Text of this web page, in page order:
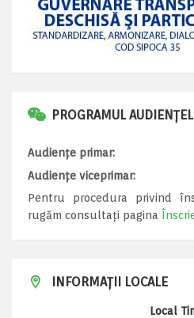
PROGRAMUL
Audiențe primar:
Audiențe viceprimar:
Pentru procedura privind
rugăm consultați pagina
INFORMAȚII LOCALE
Local